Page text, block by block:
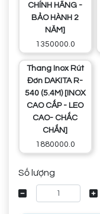
CHÍNH HÃNG -
BẢO HÀNH 2
NĂM]
1350000.0
Thang Inox Rút
Đơn DAKITA R-
540 (5.4M) [INOX
CAO CẤP - LEO
CAO- CHẮC
CHẮN]
1880000.0
Số lượng